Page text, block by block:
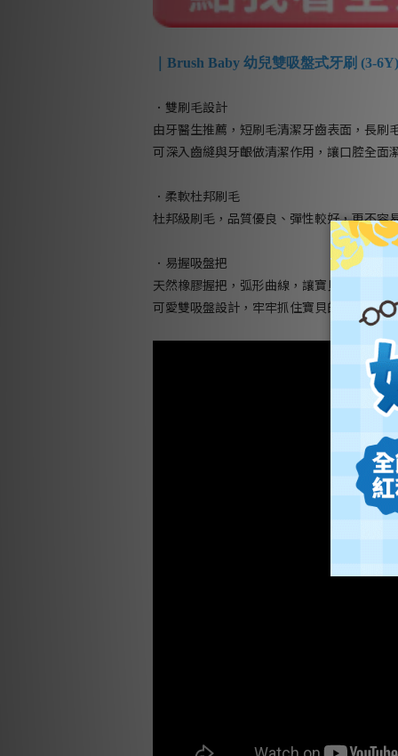
｜Brush Baby 幼兒雙吸盤式牙刷 (3-
．雙刷毛設計
由牙醫生推薦，短刷毛清潔牙齒表面，長刷
可深入齒縫與牙齦做清潔作用，讓口腔全面
．柔軟杜邦刷毛
杜邦級刷毛，品質優良、彈性較好，更不容
．易握吸盤把
天然橡膠握把，弧形曲線，讓寶貝輕鬆抓握
可愛雙吸盤設計，牢牢抓住寶貝的注意力！